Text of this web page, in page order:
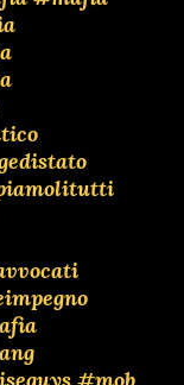
#mob